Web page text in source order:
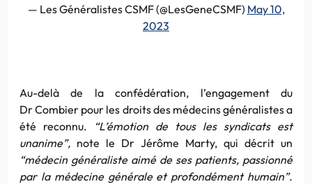
— Les Généralistes CSMF (@LesGeneCSMF) May 10,
2023
Au-delà de la confédération, l’engagement du
Dr Combier pour les droits des médecins généralistes a
été reconnu.
“L’émotion de tous les syndicats est
unanime”, note le Dr Jérôme Marty, qui décrit un
“médecin généraliste aimé de ses patients, passionné
par la médecine générale et profondément humain”.